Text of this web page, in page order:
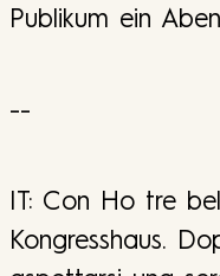
Publikum ein
--
IT: Con Ho tre
Kongresshaus.